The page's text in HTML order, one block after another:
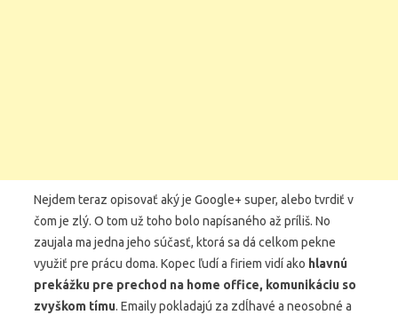
Nejdem teraz opisovať aký je Google+ super, alebo tvrdiť v
čom je zlý. O tom už toho bolo napísaného až príliš. No
zaujala ma jedna jeho súčasť, ktorá sa dá celkom pekne
využiť pre prácu doma. Kopec ľudí a firiem vidí ako hlavnú
prekážku pre prechod na home office, komunikáciu so
zvyškom tímu. Emaily pokladajú za zdĺhavé a neosobné a